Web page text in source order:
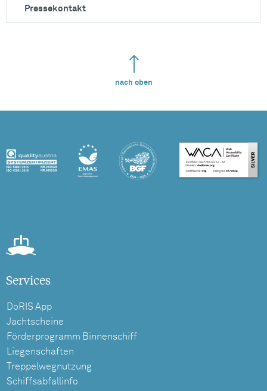
Pressekontakt
nach oben
Services
DoRIS App
Jachtscheine
Förderprogramm Binnenschiff
Liegenschaften
Treppelwegnutzung
Schiffsabfallinfo